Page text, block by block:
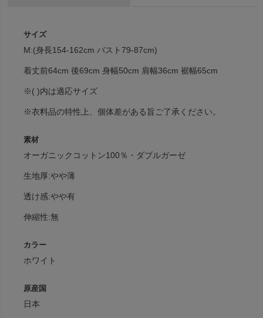
サイズ
M:(身長154-162cm バスト79-87cm)
着丈前64cm 後69cm 身幅50cm 肩幅36cm 裾幅65cm
※( )内は適応サイズ
※衣料品の特性上、個体差がある旨ご了承ください。
素材
オーガニックコットン100％・ダブルガーゼ
生地厚:やや薄
透け感:やや有
伸縮性:無
カラー
ホワイト
原産国
日本